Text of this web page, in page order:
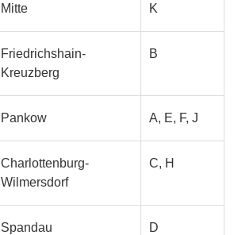
Mitte K
Friedrichshain-
Kreuzberg
B
Pankow A, E, F, J
Charlottenburg-
Wilmersdorf
C, H
Spandau D